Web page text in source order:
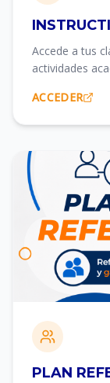
Accede a tus
actividades
ACCEDER
PLAN